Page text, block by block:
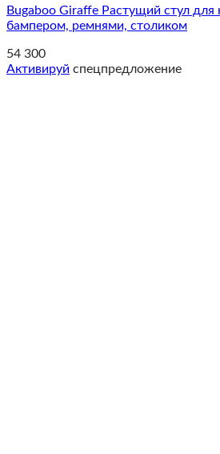
Bugaboo Giraffe Растущий стул
бампером, ремнями, столиком
54 300
Активируй спецпредложение